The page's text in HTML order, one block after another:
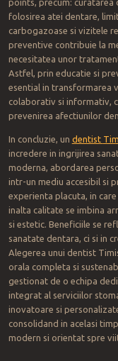
folosirea atei dentare,
carbogazoase si vizitele
preventive contribuie la
necesitatea unor
Astfel, prin educatie si
esential in transformarea
colaborativ si informativ,
prevenirea afectiunilor
In concluzie, un dentist
incredere in ingrijirea
moderna, abordarea
intr-un mediu accesibil si
experienta placuta, in
inalta calitate se imbina
si estetic. Beneficiile se
sanatate dentara, ci si in
Alegerea unui dentist
orala completa si
gestionat de o echipa
integrat al serviciilor
inovatoare si
consolidand in acelasi
modern si orientat spre